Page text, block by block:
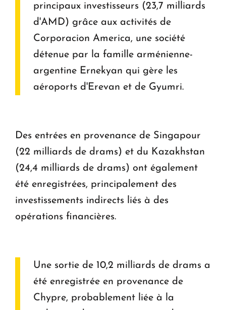
principaux investisseurs (23,7 milliards
d'AMD) grâce aux activités de
Corporacion America, une société
détenue par la famille arménienne-
argentine Ernekyan qui gère les
aéroports d'Erevan et de Gyumri.
Des entrées en provenance de Singapour
(22 milliards de drams) et du Kazakhstan
(24,4 milliards de drams) ont également
été enregistrées, principalement des
investissements indirects liés à des
opérations financières.
Une sortie de 10,2 milliards de drams a
été enregistrée en provenance de
Chypre, probablement liée à la